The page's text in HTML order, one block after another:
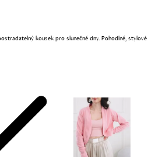
kousek pro slunečné dny. Pohodlné, stylové